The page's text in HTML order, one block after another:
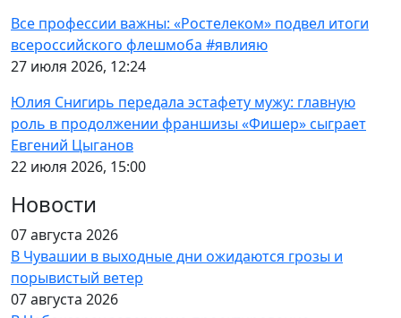
Все профессии важны: «Ростелеком» подвел итоги
всероссийского флешмоба #явлияю
27 июля 2026, 12:24
Юлия Снигирь передала эстафету мужу: главную
роль в продолжении франшизы «Фишер» сыграет
Евгений Цыганов
22 июля 2026, 15:00
Новости
07 августа 2026
В Чувашии в выходные дни ожидаются грозы и
порывистый ветер
07 августа 2026